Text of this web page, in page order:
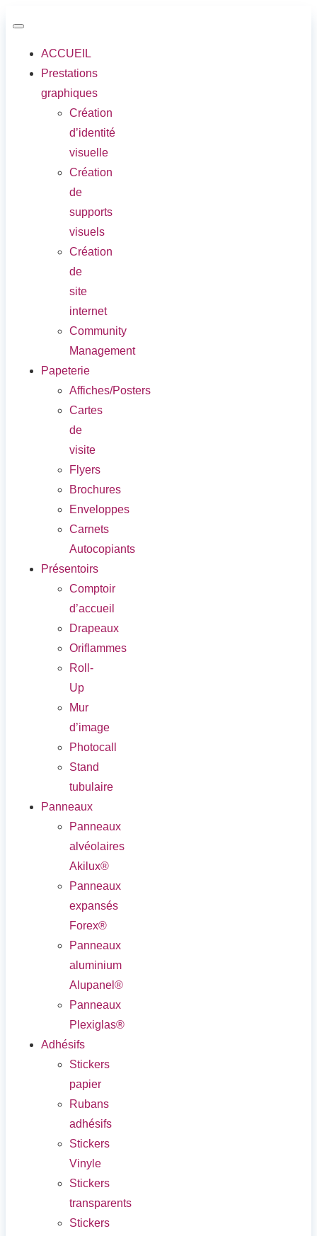
ACCUEIL
Prestations
graphiques
Création
d’identité
visuelle
Création
de
supports
visuels
Création
de
site
internet
Community
Management
Papeterie
Affiches/Posters
Cartes
de
visite
Flyers
Brochures
Enveloppes
Carnets
Autocopiants
Présentoirs
Comptoir
d’accueil
Drapeaux
Oriflammes
Roll-
Up
Mur
d’image
Photocall
Stand
tubulaire
Panneaux
Panneaux
alvéolaires
Akilux®
Panneaux
expansés
Forex®
Panneaux
aluminium
Alupanel®
Panneaux
Plexiglas®
Adhésifs
Stickers
papier
Rubans
adhésifs
Stickers
Vinyle
Stickers
transparents
Stickers